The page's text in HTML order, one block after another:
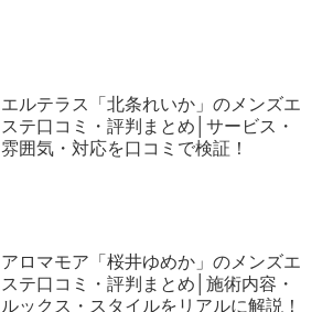
エルテラス「北条れいか」のメンズエ
ステ口コミ・評判まとめ│サービス・
雰囲気・対応を口コミで検証！
アロマモア「桜井ゆめか」のメンズエ
ステ口コミ・評判まとめ│施術内容・
ルックス・スタイルをリアルに解説！